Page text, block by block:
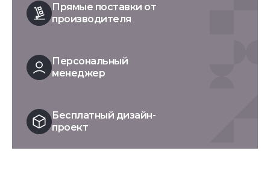
Прямые поставки от
производителя
Персональный
менеджер
Бесплатный дизайн-
проект